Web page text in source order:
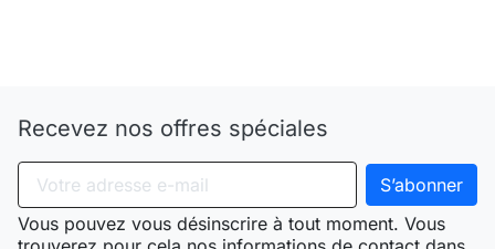
Recevez nos offres spéciales
Vous pouvez vous désinscrire à tout moment. Vous